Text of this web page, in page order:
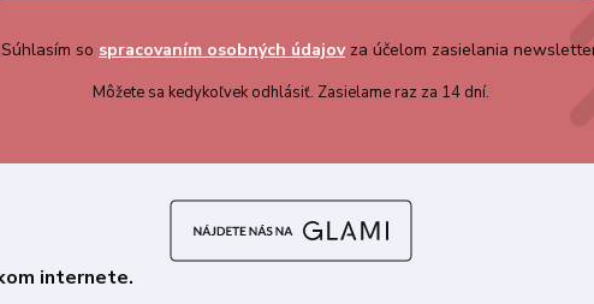
Súhlasím so spracovaním osobných údajovza účelom zasielania
Môžete sa kedykoľvek odhlásiť. Zasielame raz za 14 dní.